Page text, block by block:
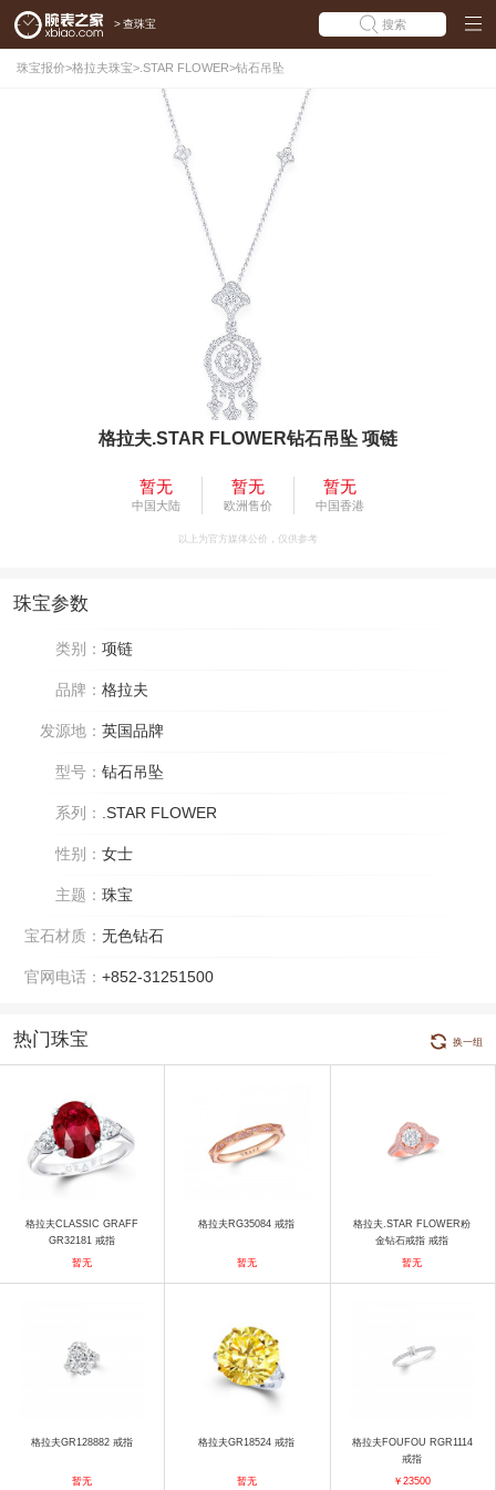
> 查珠宝 搜索
珠宝报价>格拉夫珠宝> .STAR FLOWER>钻石吊坠
格拉夫.STAR FLOWER钻石吊坠 项链
暂无
中国大陆
暂无
欧洲售价
暂无
中国香港
以上为官方媒体公价，仅供参考
珠宝参数
类别： 项链
品牌： 格拉夫
发源地： 英国品牌
型号： 钻石吊坠
系列： .STAR FLOWER
性别： 女士
主题： 珠宝
宝石材质： 无色钻石
官网电话： +852-31251500
热门珠宝 换一组
格拉夫CLASSIC GRAFF
GR32181 戒指
暂无
格拉夫RG35084 戒指
暂无
格拉夫.STAR FLOWER粉
金钻石戒指 戒指
暂无
格拉夫GR128882 戒指
暂无
格拉夫GR18524 戒指
暂无
格拉夫FOUFOU RGR1114
戒指
￥23500